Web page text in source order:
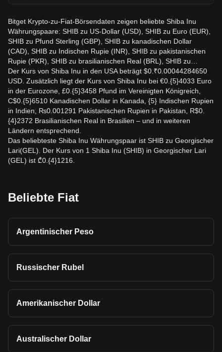
Bitget Krypto-zu-Fiat-Börsendaten zeigen beliebte Shiba Inu
Währungspaare: SHIB zu US-Dollar (USD), SHIB zu Euro (EUR),
SHIB zu Pfund Sterling (GBP), SHIB zu kanadischen Dollar
(CAD), SHIB zu Indischen Rupie (INR), SHIB zu pakistanischen
Rupie (PKR), SHIB zu brasilianischen Real (BRL), SHIB zu…
Der Kurs von Shiba Inu in den USA beträgt $0.₹0.00044284650
USD. Zusätzlich liegt der Kurs von Shiba Inu bei €0.{5}4033 Euro
in der Eurozone, £0.{5}3458 Pfund im Vereinigten Königreich,
C$0.{5}6510 Kanadischen Dollar in Kanada, {5} Indischen Rupien
in Indien, ₨0.001291 Pakistanischen Rupien in Pakistan, R$0.
{4}2372 Brasilianischen Real in Brasilien – und in weiteren
Ländern entsprechend.
Das beliebteste Shiba Inu Währungspaar ist SHIB zu Georgischer
Lari(GEL). Der Kurs von 1 Shiba Inu (SHIB) in Georgischer Lari
(GEL) ist ₾0.{4}1216.
Beliebte Fiat
Argentinischer Peso
Russischer Rubel
Amerikanischer Dollar
Australischer Dollar